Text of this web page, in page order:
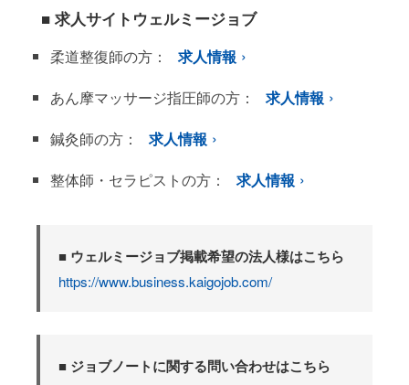
■ 求人サイトウェルミージョブ
柔道整復師の方：
求人情報
あん摩マッサージ指圧師の方：
求人情報
鍼灸師の方：
求人情報
整体師・セラピストの方：
求人情報
■ ウェルミージョブ掲載希望の法人様はこちら
https://www.business.kaigojob.com/
■ ジョブノートに関する問い合わせはこちら